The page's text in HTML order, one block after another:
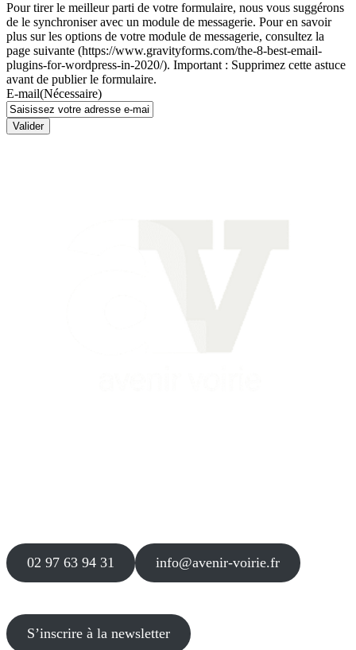
Pour tirer le meilleur parti de votre formulaire, nous vous suggérons
de le synchroniser avec un module de messagerie. Pour en savoir
plus sur les options de votre module de messagerie, consultez la
page suivante (https://www.gravityforms.com/the-8-best-email-
plugins-for-wordpress-in-2020/). Important : Supprimez cette astuce
avant de publier le formulaire.
E-mail(Nécessaire)
Valider
02 97 63 94 31 info@avenir-voirie.fr
S’inscrire à la newsletter